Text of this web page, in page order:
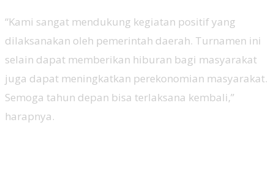
“Kami sangat mendukung kegiatan positif yang
dilaksanakan oleh pemerintah daerah. Turnamen ini
selain dapat memberikan hiburan bagi masyarakat
juga dapat meningkatkan perekonomian masyarakat.
Semoga tahun depan bisa terlaksana kembali,”
harapnya.